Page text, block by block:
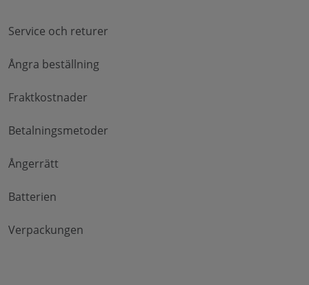
Service och returer
Ångra beställning
Fraktkostnader
Betalningsmetoder
Ångerrätt
Batterien
Verpackungen